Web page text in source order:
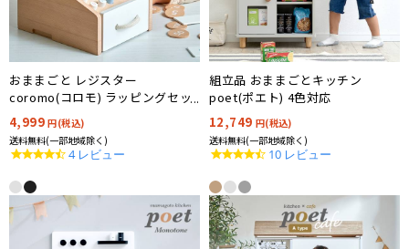
おままごと レジスター
coromo(コロモ) ラッピングセッ
トプレゼント中!
4,999円(税込)
送料無料(一部地域除く)
4.3
4 レビュー
組立品 おままごとキッチン
poet(ポエト) 4色対応
12,749 円(税込)
送料無料(一部地域除く)
4.3
10 レビュー